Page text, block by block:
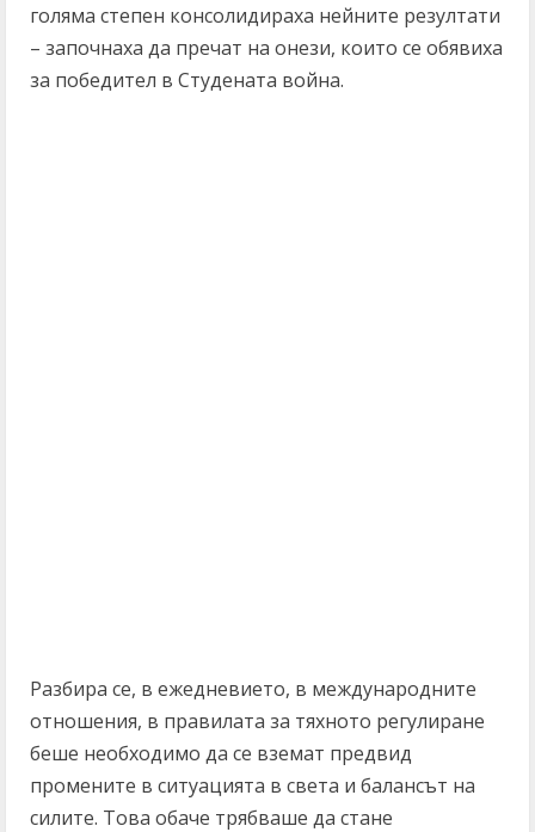
голяма степен консолидираха нейните резултати
– започнаха да пречат на онези, които се обявиха
за победител в Студената война.
Разбира се, в ежедневието, в международните
отношения, в правилата за тяхното регулиране
беше необходимо да се вземат предвид
промените в ситуацията в света и балансът на
силите. Това обаче трябваше да стане